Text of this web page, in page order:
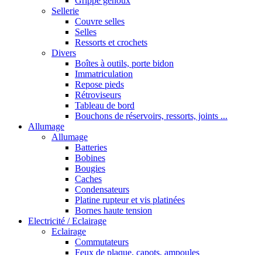
Sellerie
Couvre selles
Selles
Ressorts et crochets
Divers
Boîtes à outils, porte bidon
Immatriculation
Repose pieds
Rétroviseurs
Tableau de bord
Bouchons de réservoirs, ressorts, joints ...
Allumage
Allumage
Batteries
Bobines
Bougies
Caches
Condensateurs
Platine rupteur et vis platinées
Bornes haute tension
Electricité / Eclairage
Eclairage
Commutateurs
Feux de plaque, capots, ampoules